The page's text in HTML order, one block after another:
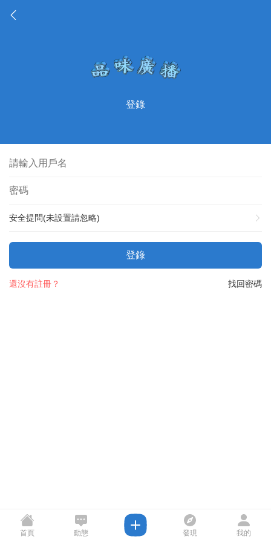
登錄
安全提問(未設置請忽略)
登錄
找回密碼
還沒有註冊？
首頁 動態 發現 我的